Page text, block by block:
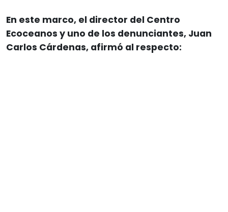
En este marco, el director del Centro
Ecoceanos y uno de los denunciantes, Juan
Carlos Cárdenas, afirmó al respecto: